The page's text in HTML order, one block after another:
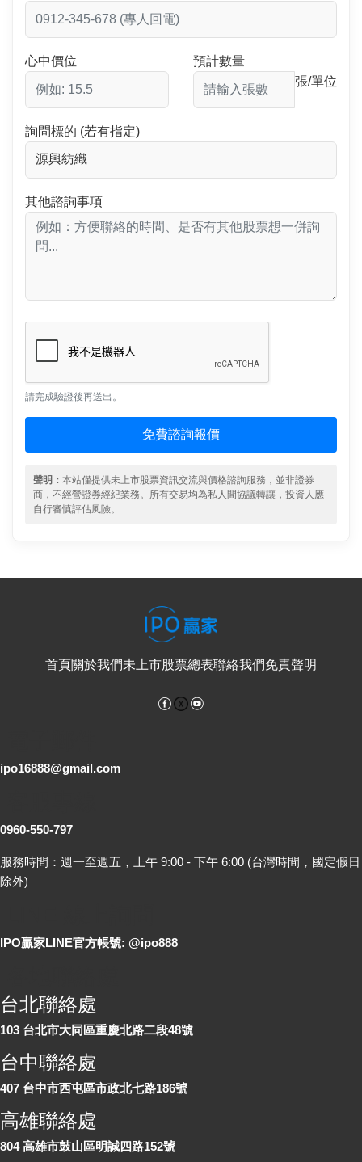
心中價位
預計數量
張/單位
詢問標的 (若有指定)
其他諮詢事項
請完成驗證後再送出。
免費諮詢報價
聲明： 本站僅提供未上市股票資訊交流與價格諮詢服務，並非證券
商，不經營證券經紀業務。所有交易均為私人間協議轉讓，投資人應
自行審慎評估風險。
首頁關於我們未上市股票總表聯絡我們免責聲明
Facebook
ipo16888@gmail.com
0960-550-797
服務時間：週一至週五，上午 9:00 - 下午 6:00 (台灣時間，國定假日
除外)
IPO贏家LINE官方帳號: @ipo888
台北聯絡處
103 台北市大同區重慶北路二段48號
台中聯絡處
407 台中市西屯區市政北七路186號
高雄聯絡處
804 高雄市鼓山區明誠四路152號